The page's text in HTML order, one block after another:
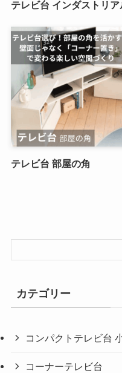
テレビ台 インダストリア
テレビ台 部屋の角
カテゴリー
コンパクトテレビ台
コーナーテレビ台